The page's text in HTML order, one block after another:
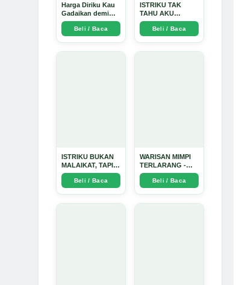
Harga Diriku Kau
Gadaikan demi
Perempuan Itu -
Arda Dinata
Beli / Baca
ISTRIKU TAK
TAHU AKU
PENGUSAHA
EMAS - Arda
Dinata
Beli / Baca
ISTRIKU BUKAN
MALAIKAT, TAPI
AKU JUGA TIDAK
SUCI - Arda Dinata
Beli / Baca
WARISAN MIMPI
TERLARANG -
Arda Dinata
Beli / Baca